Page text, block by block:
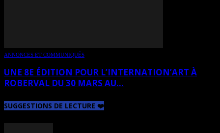
ANNONCES ET COMMUNIQUÉS
UNE 8E ÉDITION POUR L’INTERNATION’ART À
ROBERVAL DU 30 MARS AU...
SUGGESTIONS DE LECTURE ❤️